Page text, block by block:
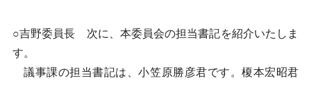
○吉野委員長 次に、本委員会の担当書記を紹介いたしま
す。
議事課の担当書記は、小笠原勝彦君です。榎本宏昭君